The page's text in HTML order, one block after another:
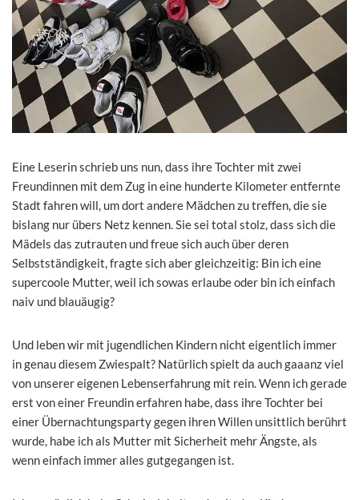
Eine Leserin schrieb uns nun, dass ihre Tochter mit zwei
Freundinnen mit dem Zug in eine hunderte Kilometer entfernte
Stadt fahren will, um dort andere Mädchen zu treffen, die sie
bislang nur übers Netz kennen. Sie sei total stolz, dass sich die
Mädels das zutrauten und freue sich auch über deren
Selbstständigkeit, fragte sich aber gleichzeitig: Bin ich eine
supercoole Mutter, weil ich sowas erlaube oder bin ich einfach
naiv und blauäugig?
Und leben wir mit jugendlichen Kindern nicht eigentlich immer
in genau diesem Zwiespalt? Natürlich spielt da auch gaaanz viel
von unserer eigenen Lebenserfahrung mit rein. Wenn ich gerade
erst von einer Freundin erfahren habe, dass ihre Tochter bei
einer Übernachtungsparty gegen ihren Willen unsittlich berührt
wurde, habe ich als Mutter mit Sicherheit mehr Ängste, als
wenn einfach immer alles gutgegangen ist.